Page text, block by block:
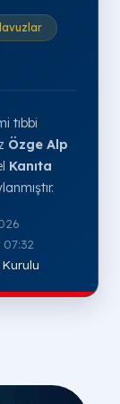
tıbbi
Özge Alp
Kanıta
Kurulu